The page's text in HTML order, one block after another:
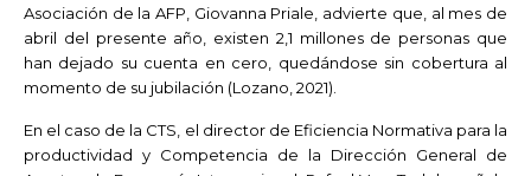
Asociación de la AFP, Giovanna Priale, advierte que,al mes de
abril del presente año, existen 2,1 millones de personas que
han dejado su cuenta en cero, quedándose sin cobertura al
momento de su jubilación (Lozano, 2021).
En el caso de la CTS, el director de Eficiencia Normativa para la
productividad y Competencia de la Dirección General de